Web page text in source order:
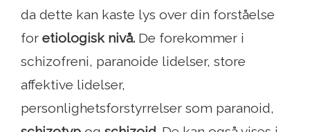
da dette kan kaste lys over din forståelse
for etiologisk nivå. De forekommer i
schizofreni, paranoide lidelser, store
affektive lidelser,
personlighetsforstyrrelser som paranoid,